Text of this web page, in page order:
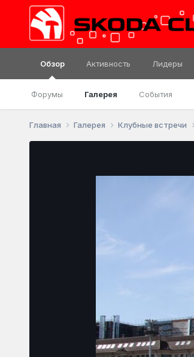
Обзор
Форумы Галерея События
Активность Лидеры
Главная Галерея Клубные встречи